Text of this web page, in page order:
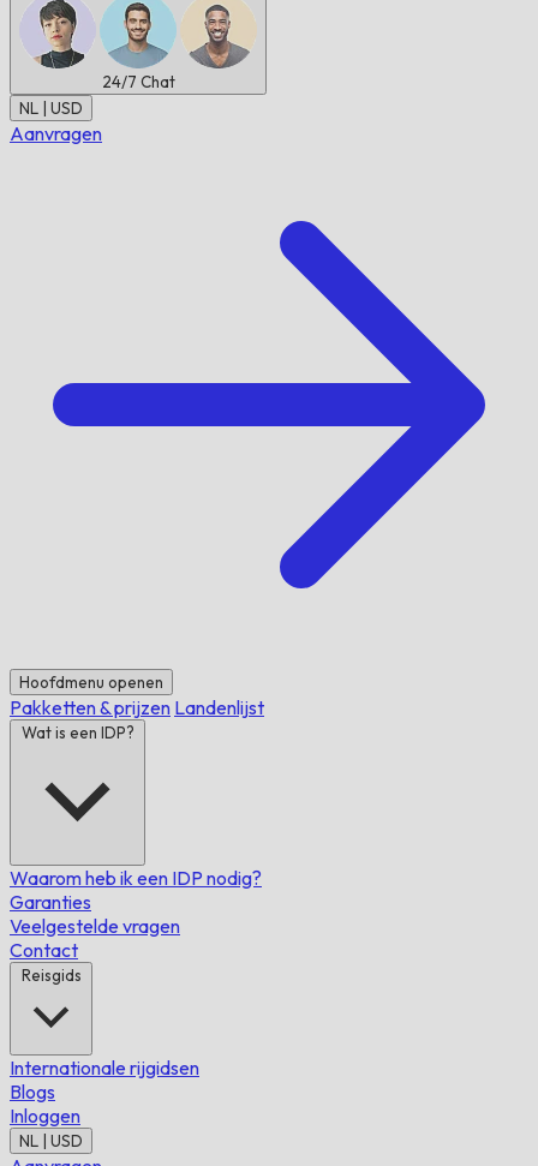
24/7 Chat
NL | USD
Aanvragen
Hoofdmenu openen
Pakketten & prijzen Landenlijst
Wat is een IDP?
Waarom heb ik een IDP nodig?
Garanties
Veelgestelde vragen
Contact
Reisgids
Internationale rijgidsen
Blogs
Inloggen
NL | USD